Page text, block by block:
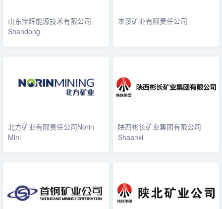
山东宝辉能源技术有限公司
Shandong
本溪矿业有限责任公司
北方矿业有限责任公司Norin
Mini
陕西彬长矿业集团有限公司
Shaanxi